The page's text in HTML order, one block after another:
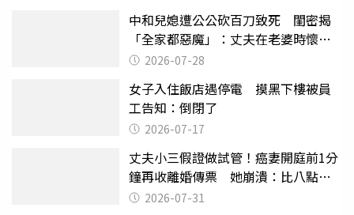
中和兒媳遭公公砍百刀致死 閨密揭
「全家都惡魔」：丈夫在老婆時懷孕
摔東西
2026-07-28
女子入住飯店遇停電 摸黑下樓被員
工告知：倒閉了
2026-07-17
丈夫小三假證做試管！癌妻開庭前1分
鐘再收離婚傳票 她崩潰：比八點檔
還扯2026-07-31